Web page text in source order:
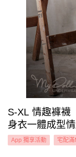
S-XL 情趣褲襪
身衣一體成型
App 獨享活動 宅配